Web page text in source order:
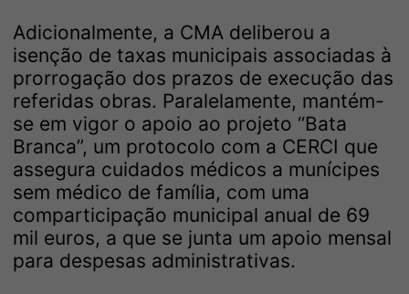
Adicionalmente, a CMA deliberou a
isenção de taxas municipais associadas à
prorrogação dos prazos de execução das
referidas obras. Paralelamente, mantém-
se em vigor o apoio ao projeto “Bata
Branca”, um protocolo com a CERCI que
assegura cuidados médicos a munícipes
sem médico de família, com uma
comparticipação municipal anual de 69
mil euros, a que se junta um apoio mensal
para despesas administrativas.